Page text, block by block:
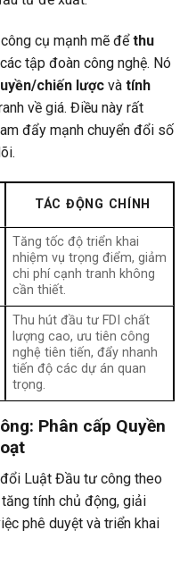
cụ mạnh mẽ đểthu
tập đoàn công nghệ. Nó
chiến lược và tính
về giá. Điều này rất
đẩy mạnh chuyển đổi số
TÁC ĐỘNG CHÍNH
Tăng tốc độ triển khai
nhiệm vụ trọng điểm, giảm
chi phí cạnh tranh không
cần thiết.
Thu hút đầu tư FDI chất
lượng cao, ưu tiên công
nghệ tiên tiến, đẩy nhanh
tiến độ các dự án quan
trọng.
Phân cấp Quyền
Luật Đầu tư công theo
tính chủ động, giải
phê duyệt và triển khai